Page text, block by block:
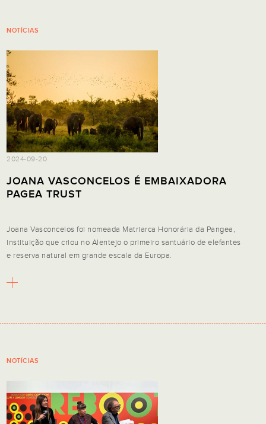
NOTÍCIAS
2024-09-20
JOANA VASCONCELOS É EMBAIXADORA
PAGEA TRUST
Joana Vasconcelos foi nomeada Matriarca Honorária da Pangea,
instituição que criou no Alentejo o primeiro santuário de elefantes
e reserva natural em grande escala da Europa.
NOTÍCIAS